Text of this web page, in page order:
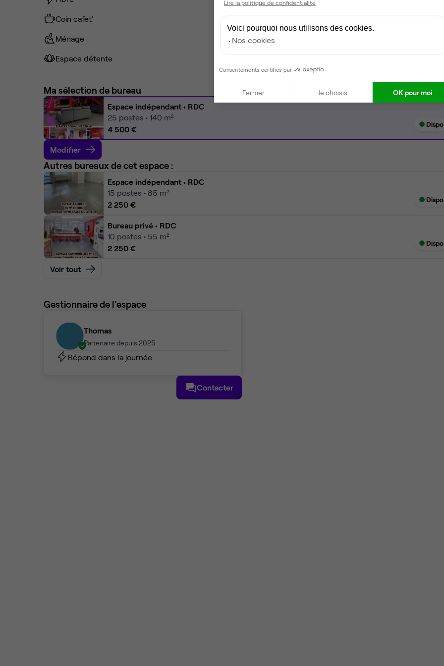
Coin cafet'
Ménage
Espace détente
Salle de réunion privée
Ma sélection de bureau
Espace indépendant • RDC
25 postes • 140 m²
4 500 €
Dispo
Modifier
Autres bureaux de cet espace :
Espace indépendant • RDC
15 postes • 85 m²
2 250 €
Dispo
Bureau privé • RDC
10 postes • 55 m²
2 250 €
Dispo
Voir tout
Gestionnaire de l'espace
Thomas
Partenaire depuis 2025
Répond dans la journée
Contacter
Lire la politique de confidentialité
Voici pourquoi nous utilisons des cookies.
Nos cookies
Consentements certifiés par
Fermer Je choisis OK pour moi